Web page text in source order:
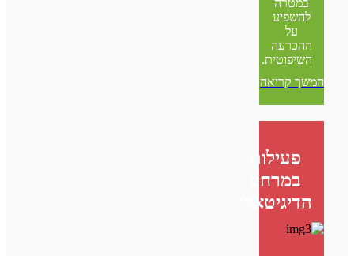
במטרה
להשפיע
על
ההכרעה
השיפוטית.
המשך קריאה
פעילות
במרחב
הדיגיטאלי